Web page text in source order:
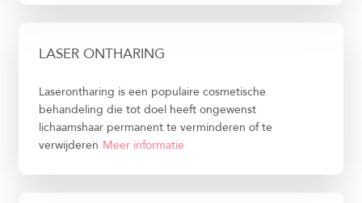
LASER ONTHARING
Laserontharing is een populaire cosmetische
behandeling die tot doel heeft ongewenst
lichaamshaar permanent te verminderen of te
verwijderen Meer informatie